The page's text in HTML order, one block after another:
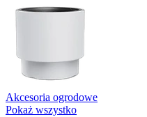
Akcesoria ogrodowe
Pokaż wszystko